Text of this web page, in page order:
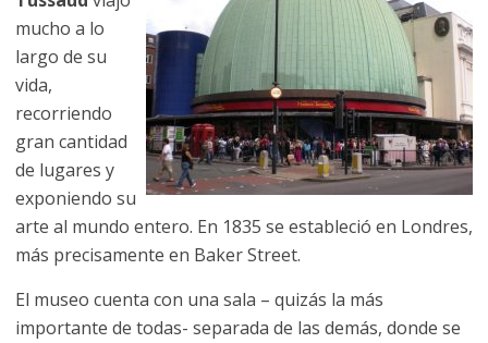
mucho a lo
largo de su
vida,
recorriendo
gran cantidad
de lugares y
exponiendo su
arte al mundo entero. En 1835 se estableció en Londres,
más precisamente en Baker Street.
El museo cuenta con una sala – quizás la más
importante de todas- separada de las demás, donde se